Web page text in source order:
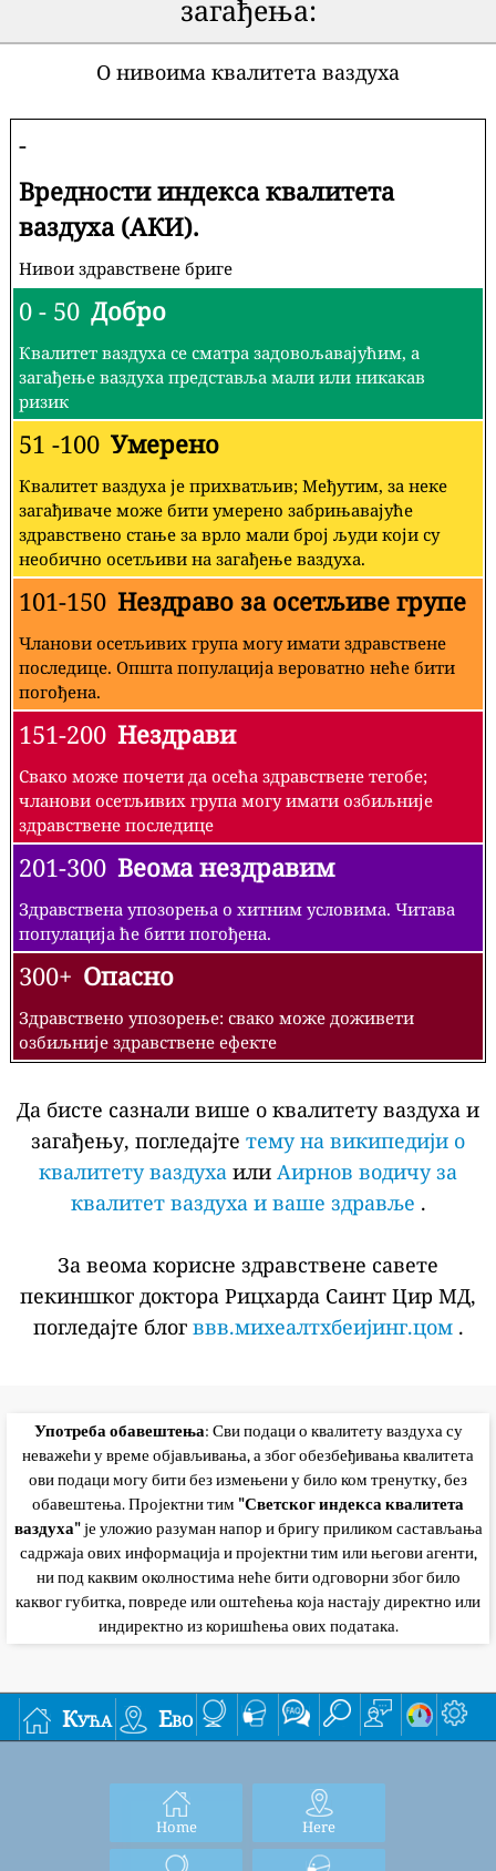
загађења:
О нивоима квалитета ваздуха
-
Вредности индекса квалитета
ваздуха (АКИ).
Нивои здравствене бриге
0 - 50 Добро
Квалитет ваздуха се сматра задовољавајућим, а
загађење ваздуха представља мали или никакав
ризик
51 -100 Умерено
Квалитет ваздуха је прихватљив; Међутим, за неке
загађиваче може бити умерено забрињавајуће
здравствено стање за врло мали број људи који су
необично осетљиви на загађење ваздуха.
101-150 Нездраво за осетљиве групе
Чланови осетљивих група могу имати здравствене
последице. Општа популација вероватно неће бити
погођена.
151-200 Нездрави
Свако може почети да осећа здравствене тегобе;
чланови осетљивих група могу имати озбиљније
здравствене последице
201-300 Веома нездравим
Здравствена упозорења о хитним условима. Читава
популација ће бити погођена.
300+ Опасно
Здравствено упозорење: свако може доживети
озбиљније здравствене ефекте
Да бисте сазнали више о квалитету ваздуха и
загађењу, погледајте тему на википедији о
квалитету ваздуха или Аирнов водичу за
квалитет ваздуха и ваше здравље .
За веома корисне здравствене савете
пекиншког доктора Рицхарда Саинт Цир МД,
погледајте блог ввв.михеалтхбеијинг.цом.
Употреба обавештења: Сви подаци о квалитету ваздуха су
неважећи у време објављивања, а због обезбеђивања квалитета
ови подаци могу бити без измењени у било ком тренутку, без
обавештења. Пројектни тим "Светског индекса квалитета
ваздуха"је уложио разуман напор и бригу приликом састављања
садржаја ових информација и пројектни тим или његови агенти,
ни под каквим околностима неће бити одговорни због било
каквог губитка, повреде или оштећења која настају директно или
индиректно из коришћења ових података.
Кућа Ево
Home Here